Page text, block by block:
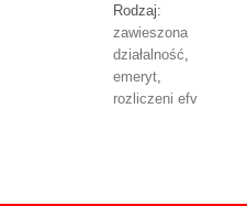
Rodzaj:
zawieszona
działalność,
emeryt,
rozliczeni efv